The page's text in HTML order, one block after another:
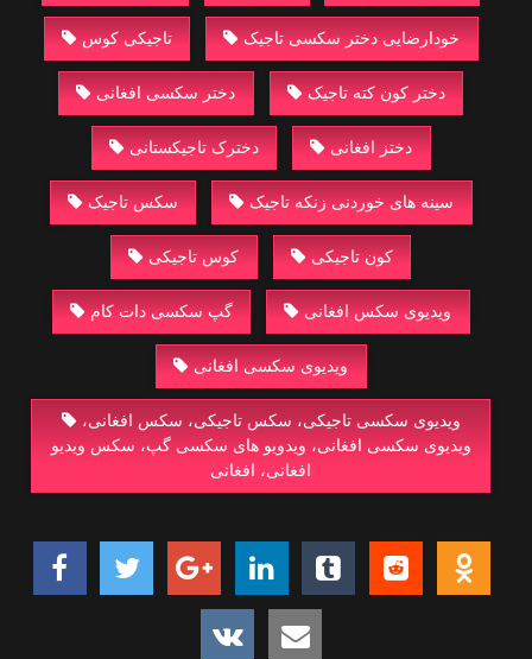
تاجیکی کوس خودارضایی دختر سکسی تاجیک
دختر سکسی افغانی دختر کون کته تاجیک
دخترک تاجیکستانی دختز افغانی
سکس تاجیک سینه های خوردنی زنکه تاجیک
کوس تاجیکی کون تاجیکی
گپ سکسی دات کام ویدیوی سکس افغانی
ویدیوی سکسی افغانی
ویدیوی سکسی تاجیکی، سکس تاجیکی، سکس افغانی،
ویدیوی سکسی افغانی، ویدویو های سکسی گپ، سکس ویدیو
افغانی، افغانی